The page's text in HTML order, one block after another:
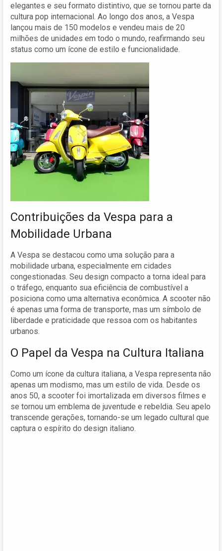
elegantes e seu formato distintivo, que se tornou parte da
cultura pop internacional. Ao longo dos anos, a Vespa
lançou mais de 150 modelos e vendeu mais de 20
milhões de unidades em todo o mundo, reafirmando seu
status como um ícone de estilo e funcionalidade.
Contribuições da Vespa para a
Mobilidade Urbana
A Vespa se destacou como uma solução para a
mobilidade urbana, especialmente em cidades
congestionadas. Seu design compacto a torna ideal para
o tráfego, enquanto sua eficiência de combustível a
posiciona como uma alternativa econômica. A scooter não
é apenas uma forma de transporte, mas um símbolo de
liberdade e praticidade que ressoa com os habitantes
urbanos.
O Papel da Vespa na Cultura Italiana
Como um ícone da cultura italiana, a Vespa representa não
apenas um modismo, mas um estilo de vida. Desde os
anos 50, a scooter foi imortalizada em diversos filmes e
se tornou um emblema de juventude e rebeldia. Seu apelo
transcende gerações, tornando-se um legado cultural que
captura o espírito do design italiano.